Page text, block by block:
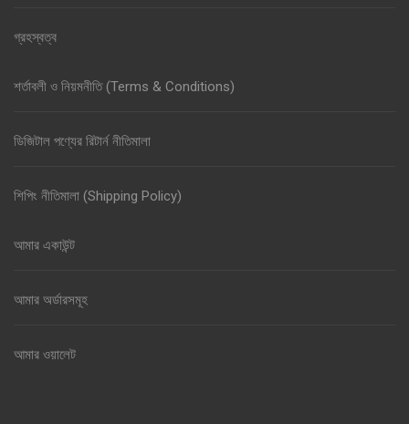
গ্রহস্বত্ব
শর্তাবলী ও নিয়মনীতি (Terms & Conditions)
ডিজিটাল পণ্যের রিটার্ন নীতিমালা
শিপিং নীতিমালা (Shipping Policy)
আমার একাউন্ট
আমার অর্ডারসমূহ
আমার ওয়ালেট